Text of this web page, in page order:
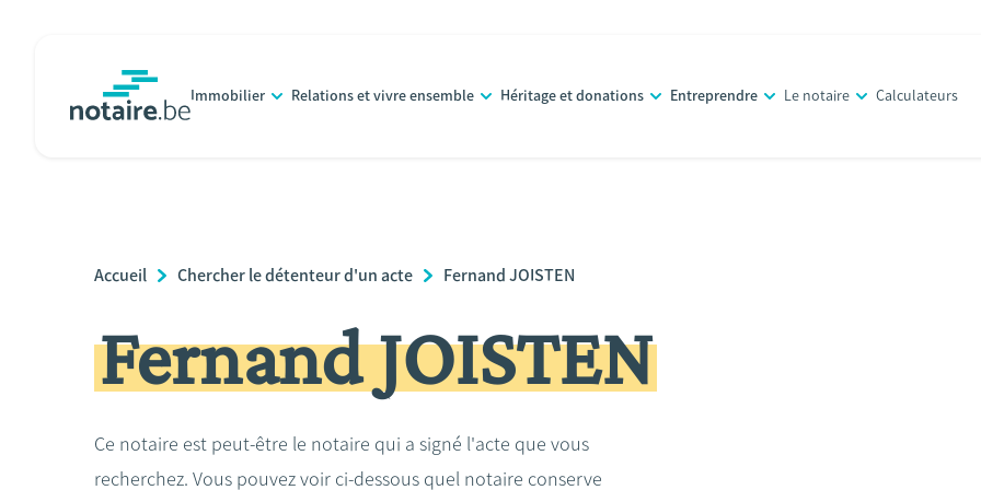
principal
Immobilier Relations et vivre ensemble Héritage et donations Entreprendre Le notaire Calculateurs
Breadcrumb
Accueil Chercher le détenteur d'un acte Fernand JOISTEN
Fernand JOISTEN
Ce notaire est peut-être le notaire qui a signé l'acte que vous
recherchez. Vous pouvez voir ci-dessous quel notaire conserve